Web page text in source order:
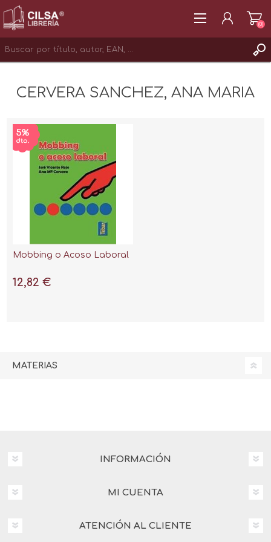
INICIAR SESIÓN
(0)
CERVERA SANCHEZ, ANA MARIA
Mobbing o Acoso Laboral
12,82 €
MATERIAS
INFORMACIÓN
MI CUENTA
ATENCIÓN AL CLIENTE